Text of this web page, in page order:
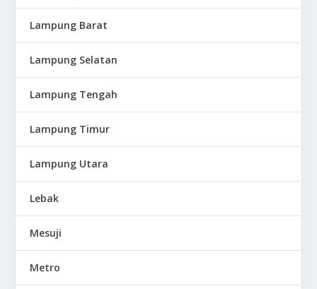
Lampung Barat
Lampung Selatan
Lampung Tengah
Lampung Timur
Lampung Utara
Lebak
Mesuji
Metro